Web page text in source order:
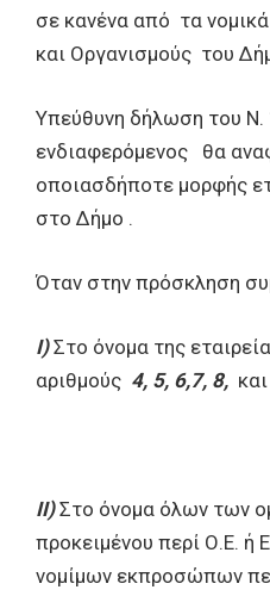
σε κανένα από τα
και Οργανισμούς του
Υπεύθυνη δήλωση του
ενδιαφερόμενος θα
οποιασδήποτε μορφής
στο Δήμο .
Όταν στην πρόσκληση
Ι)Στο όνομα της
αριθμούς 4, 5, 6,7, 8, και
ΙΙ)Στο όνομα όλων των
προκειμένου περί Ο.Ε. ή
νομίμων εκπροσώπων